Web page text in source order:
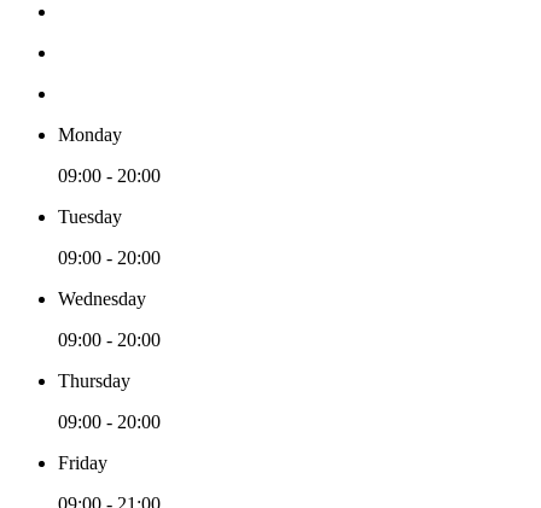
Monday
09:00 - 20:00
Tuesday
09:00 - 20:00
Wednesday
09:00 - 20:00
Thursday
09:00 - 20:00
Friday
09:00 - 21:00